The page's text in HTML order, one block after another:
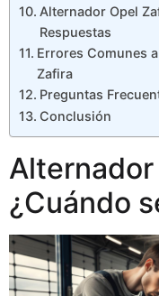
Alternador Opel
Respuestas
Errores Comunes
Zafira
Preguntas
Conclusión
¿Cuándo